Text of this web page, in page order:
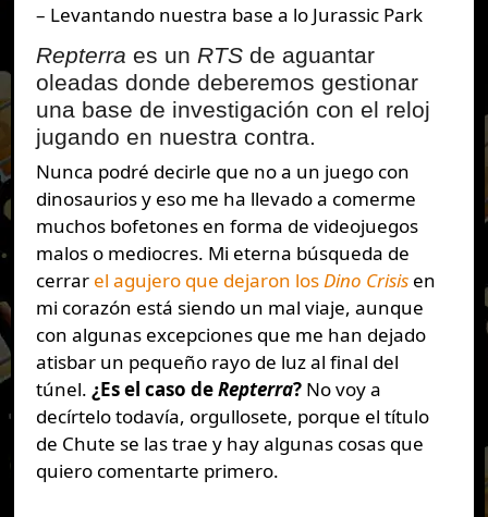
– Levantando nuestra base a lo Jurassic Park
Repterra es un RTSde aguantar
oleadas donde deberemos gestionar
una base de investigación con el reloj
jugando en nuestra contra.
Nunca podré decirle que no a un juego con
dinosaurios y eso me ha llevado a comerme
muchos bofetones en forma de videojuegos
malos o mediocres. Mi eterna búsqueda de
cerrar el agujero que dejaron losDino Crisisen
mi corazón está siendo un mal viaje, aunque
con algunas excepciones que me han dejado
atisbar un pequeño rayo de luz al final del
túnel. ¿Es el caso deRepterra?No voy a
decírtelo todavía, orgullosete, porque el título
de Chute se las trae y hay algunas cosas que
quiero comentarte primero.